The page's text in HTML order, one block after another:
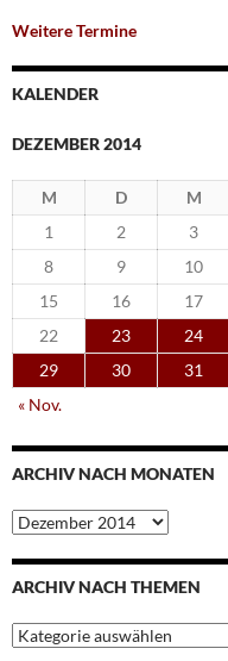
Weitere Termine
KALENDER
DEZEMBER 2014
M D M
1
2 3
8
9 10
15
16 17
22
23 24
29
30
31
« Nov.
ARCHIV NACH MONATEN
Archiv
nach
Monaten
ARCHIV NACH THEMEN
Archiv
nach